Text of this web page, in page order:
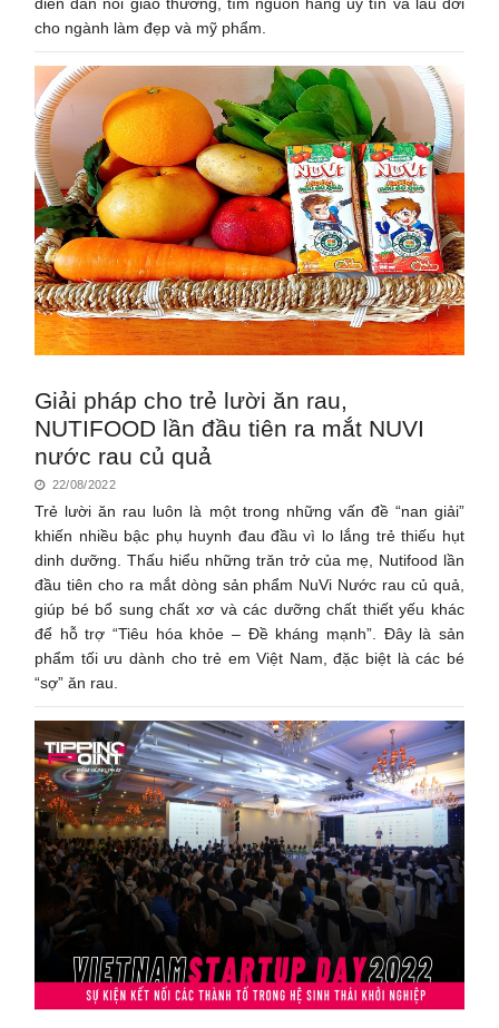
cho ngành làm đẹp và mỹ phẩm.
Giải pháp cho trẻ lười ăn rau,
NUTIFOOD lần đầu tiên ra mắt NUVI
nước rau củ quả
22/08/2022
Trẻ lười ăn rau luôn là một trong những vấn đề “nan giải”
khiến nhiều bậc phụ huynh đau đầu vì lo lắng trẻ thiếu hụt
dinh dưỡng. Thấu hiểu những trăn trở của mẹ, Nutifood lần
đầu tiên cho ra mắt dòng sản phẩm NuVi Nước rau củ quả,
giúp bé bổ sung chất xơ và các dưỡng chất thiết yếu khác
để hỗ trợ “Tiêu hóa khỏe – Đề kháng mạnh”. Đây là sản
phẩm tối ưu dành cho trẻ em Việt Nam, đặc biệt là các bé
“sợ” ăn rau.